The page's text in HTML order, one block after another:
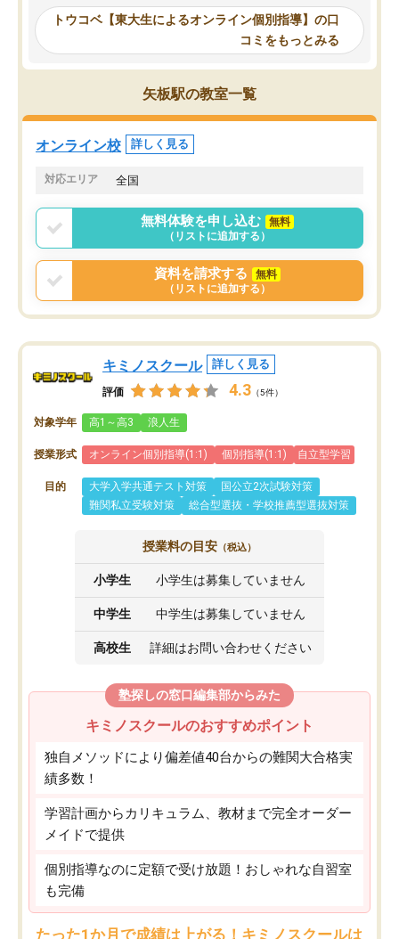
ーティングを行い、その講師で良いか
見てから講師を決定する事ができま
す。
うちの子は、初回面談の講師の方で決
オンラインツールを使用した単語帳の
共有があり宿題もそちらで出される形
でした。
言う事で講師変更の申し出があり、あ
まりに短期での変更だった為、塾に通
う事にして退会しました。遅れも取り
戻せ、授業内容や講師の方は良かった
と思います。
いなのがあり(有料)、受
ことをどんなスケジュー
くか相談したのですが、
ち期待したものではなく
くなってきたようなので
トウコベ【東大生によるオンライン個別指導】の口
コミをもっとみる
矢板駅の教室一覧
オンライン校 詳しく見る
対応エリア 全国
無料体験を申し込む
無料
（リストに追加する）
資料を請求する
無料
（リストに追加する）
キミノスクール 詳しく見る
評価 4.3 （5件）
対象学年 高1～高3 浪人生
授業形式 オンライン個別指導(1:1) 個別指導(1:1) 自立型学習
目的 大学入学共通テスト対策
国公立2次試験対策
難関私立受験対策
総合型選抜・学校推薦型選抜対策
授業料の目安 （税込）
小学生 小学生は募集していません
中学生 中学生は募集していません
高校生 詳細はお問い合わせください
塾探しの窓口編集部からみた
キミノスクールのおすすめポイント
独自メソッドにより偏差値40台からの難関大合格実
績多数！
学習計画からカリキュラム、教材まで完全オーダー
メイドで提供
個別指導なのに定額で受け放題！おしゃれな自習室
も完備
たった1か月で成績は上がる！キミノスクールは